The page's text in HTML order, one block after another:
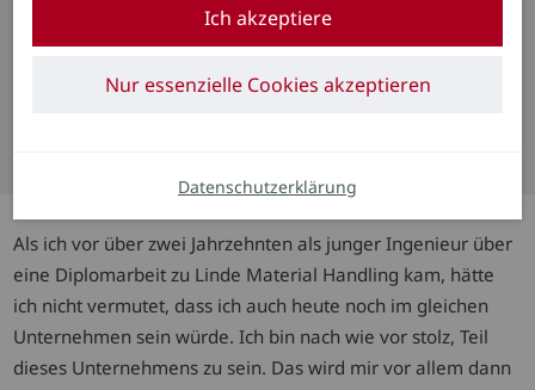
Bernd Roth, Leiter Fahrzeugmontage
„Unser Produkt hat mich
von Anfang an
Als ich vor über zwei Jahrzehnten als junger Ingenieur über
eine Diplomarbeit zu Linde Material Handling kam, hätte
ich nicht vermutet, dass ich auch heute noch im gleichen
Unternehmen sein würde. Ich bin nach wie vor stolz, Teil
dieses Unternehmens zu sein. Das wird mir vor allem dann
Ich akzeptiere
Nur essenzielle Cookies akzeptieren
Datenschutzerklärung